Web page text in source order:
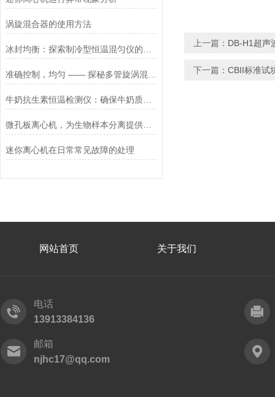
涡旋混合器的使用方法
牛奶抗生素恒温检测仪：确保牛奶质量与安全
微孔板离心机，为生物样本分离提供可靠保障
迷你离心机在日常常见故障的处理
上一篇： DB-H1超声
下一篇： CBII标准试
网站首页 关于我们
电话
13913384136
邮箱
njhc17@qq.com